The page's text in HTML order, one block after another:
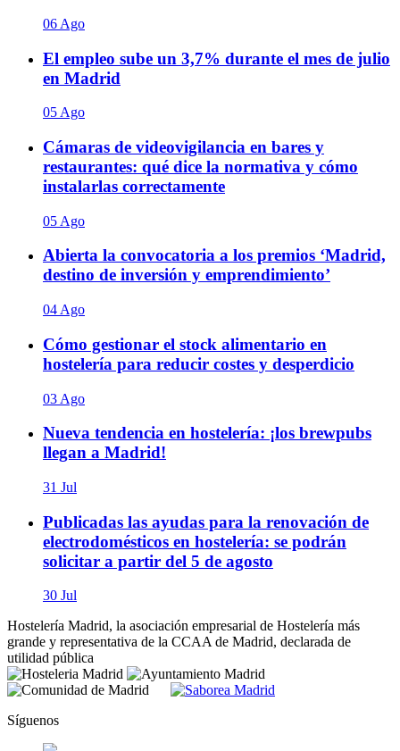
06 Ago
El empleo sube un 3,7% durante el mes de julio
en Madrid
05 Ago
Cámaras de videovigilancia en bares y
restaurantes: qué dice la normativa y cómo
instalarlas correctamente
05 Ago
Abierta la convocatoria a los premios ‘Madrid,
destino de inversión y emprendimiento’
04 Ago
Cómo gestionar el stock alimentario en
hostelería para reducir costes y desperdicio
03 Ago
Nueva tendencia en hostelería: ¡los brewpubs
llegan a Madrid!
31 Jul
Publicadas las ayudas para la renovación de
electrodomésticos en hostelería: se podrán
solicitar a partir del 5 de agosto
30 Jul
Hostelería Madrid, la asociación empresarial de Hostelería más
grande y representativa de la CCAA de Madrid, declarada de
utilidad pública
Síguenos